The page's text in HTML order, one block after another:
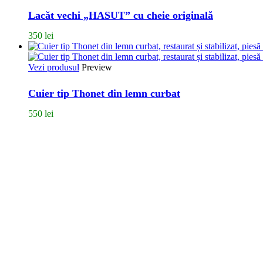
Lacăt vechi „HASUT” cu cheie originală
350 lei
Vezi produsul Preview
Cuier tip Thonet din lemn curbat
550 lei